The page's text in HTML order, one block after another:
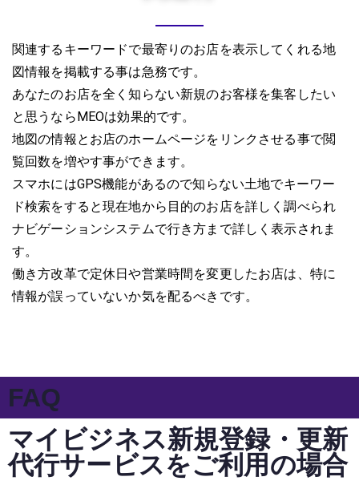
関連するキーワードで最寄りのお店を表示してくれる地
図情報を掲載する事は急務です。
あなたのお店を全く知らない新規のお客様を集客したい
と思うならMEOは効果的です。
地図の情報とお店のホームページをリンクさせる事で閲
覧回数を増やす事ができます。
スマホにはGPS機能があるので知らない土地でキーワー
ド検索をすると現在地から目的のお店を詳しく調べられ
ナビゲーションシステムで行き方まで詳しく表示されま
す。
働き方改革で定休日や営業時間を変更したお店は、特に
情報が誤っていないか気を配るべきです。
FAQ
マイビジネス新規登録・更新
代行サービスをご利用の場合